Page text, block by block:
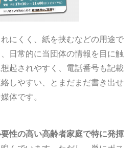
にくく、紙を挟むなどの用途で
日常的に当団体の情報を目に触
起されやすく、電話番号も記載
しやすい、とまだまだ書き出せ
体です。
性の高い高齢者家庭で特に発揮